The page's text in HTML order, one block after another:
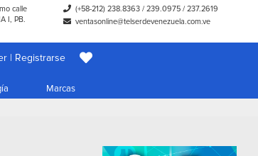
calle
I, PB.
(+58-212) 238.8363 /239.0975 /237.2619
ventasonline@telserdevenezuela.com.ve
| Registrarse
Marcas